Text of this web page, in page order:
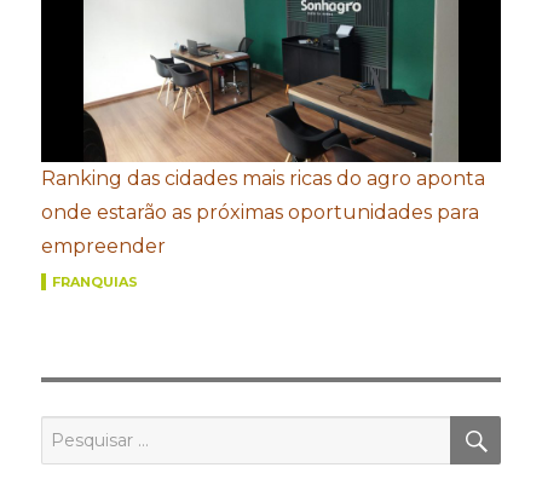
Ranking das cidades mais ricas do agro aponta
onde estarão as próximas oportunidades para
empreender
FRANQUIAS
por: